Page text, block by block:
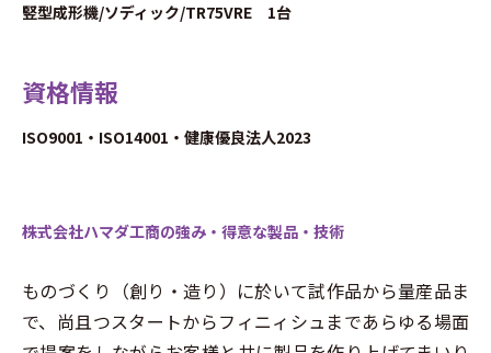
竪型成形機/ソディック/TR75VRE 1台
資格情報
ISO9001・ISO14001・健康優良法人2023
株式会社ハマダ工商の強み・得意な製品・技術
ものづくり（創り・造り）に於いて試作品から量産品ま
で、尚且つスタートからフィニィシュまであらゆる場面